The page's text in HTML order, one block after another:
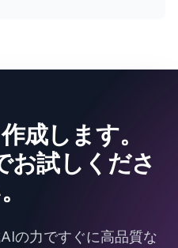
成します。
お試しくださ
の力ですぐに高品質な